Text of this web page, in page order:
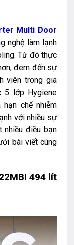
Multi Door
nghệ làm lạnh
Từ đó thực
đem đến sự
viên trong gia
5 lớp Hygiene
chế nhiễm
với nhiều sự
nhiều điều bạn
bài viết cùng
494 lít